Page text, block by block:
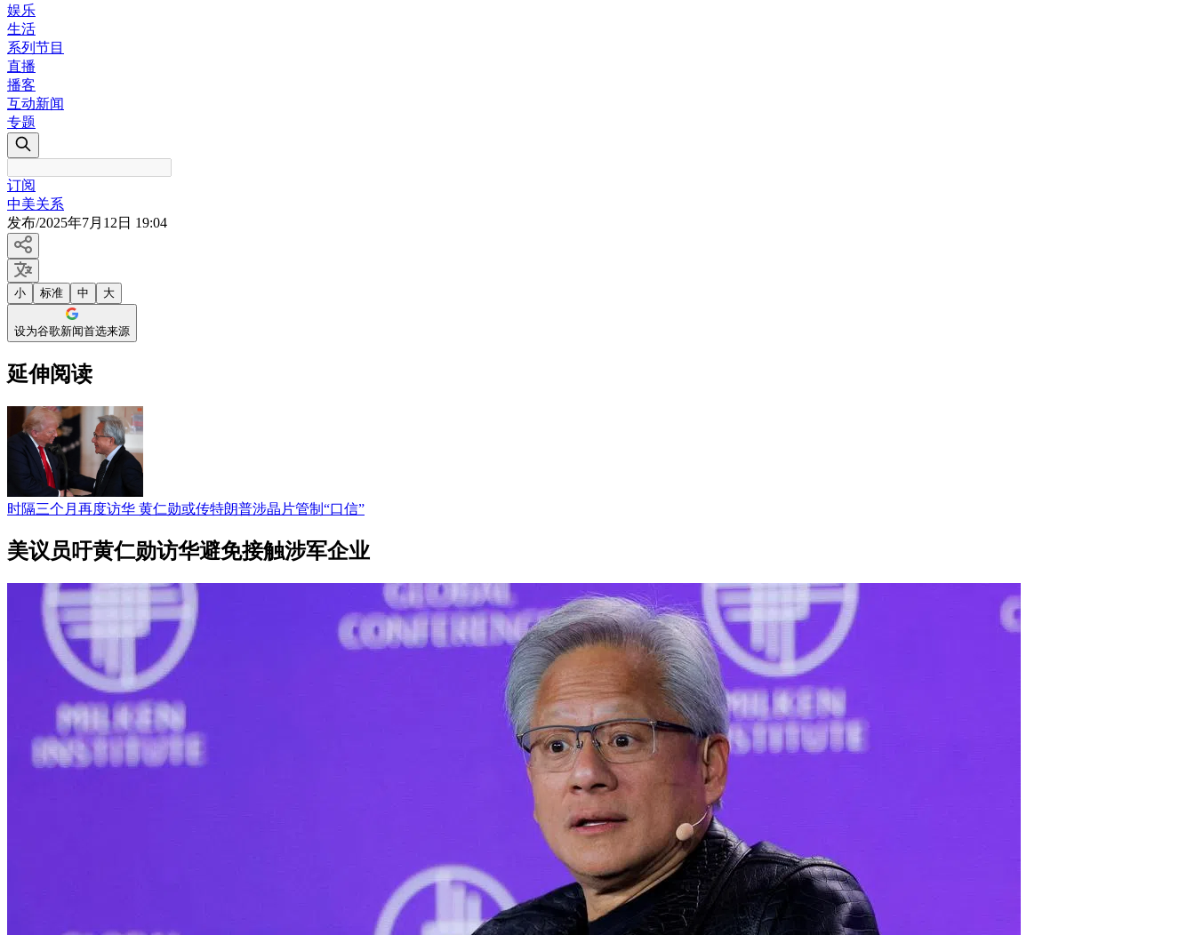
娱乐
生活
系列节目
直播
播客
互动新闻
专题
订阅
中美关系
发布/2025年7月12日 19:04
小 标准 中 大
设为谷歌新闻首选来源
延伸阅读
时隔三个月再度访华 黄仁勋或传特朗普涉晶片管制“口信”
美议员吁黄仁勋访华避免接触涉军企业